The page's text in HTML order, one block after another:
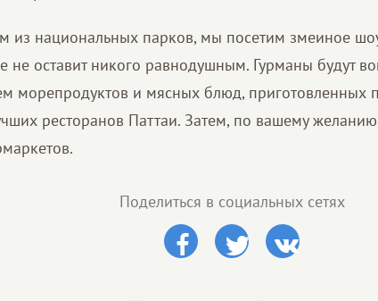
из национальных парков, мы посетим змеиное
не оставит никого равнодушным. Гурманы будут
морепродуктов и мясных блюд, приготовленных
ресторанов Паттаи. Затем, по вашему
Поделиться в социальных сетях